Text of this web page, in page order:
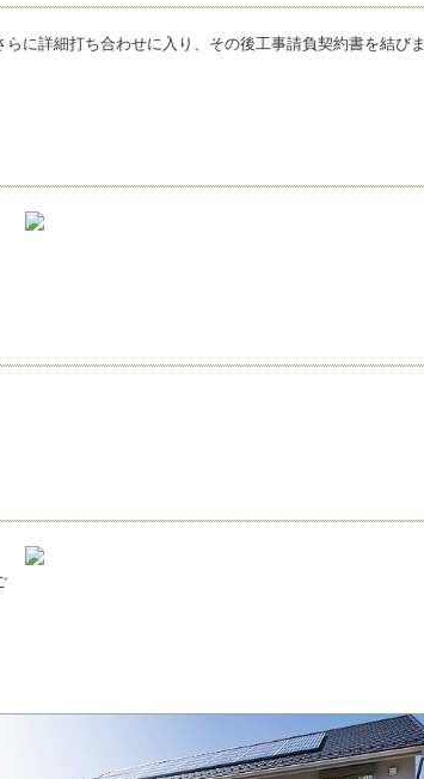
に詳細打ち合わせに入り、その後工事請負契約書を結びま